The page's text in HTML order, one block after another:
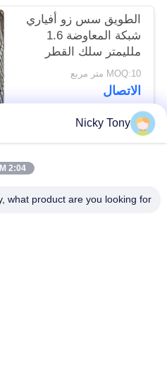
الطويق سس زو أفياري
شبكة المعاوضة 1.6
ملليمتر سلك القطر
مصقول السطح
MOQ:10 متر مربع
الاتصال
فئات شعبية
سلك حبل شبكة
Nicky Tony
2:04 AM
what product are you looking for?